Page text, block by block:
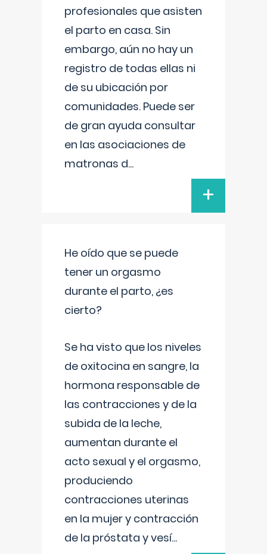
profesionales que asisten
el parto en casa. Sin
embargo, aún no hay un
registro de todas ellas ni
de su ubicación por
comunidades. Puede ser
de gran ayuda consultar
en las asociaciones de
matronas d...
+
He oído que se puede
tener un orgasmo
durante el parto, ¿es
cierto?
Se ha visto que los niveles
de oxitocina en sangre, la
hormona responsable de
las contracciones y de la
subida de la leche,
aumentan durante el
acto sexual y el orgasmo,
produciendo
contracciones uterinas
en la mujer y contracción
de la próstata y vesí...